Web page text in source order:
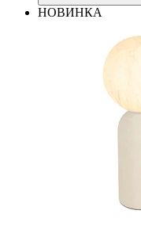
НОВИНКА